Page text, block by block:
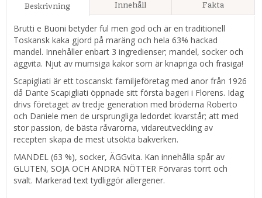
Beskrivning Innehåll Fakta
Brutti e Buoni betyder ful men god och är en traditionell
Toskansk kaka gjord på maräng och hela 63% hackad
mandel. Innehåller enbart 3 ingredienser; mandel, socker och
äggvita. Njut av mumsiga kakor som är knapriga och frasiga!
Scapigliati är ett toscanskt familjeföretag med anor från 1926
då Dante Scapigliati öppnade sitt första bageri i Florens. Idag
drivs företaget av tredje generation med bröderna Roberto
och Daniele men de ursprungliga ledordet kvarstår; att med
stor passion, de bästa råvarorna, vidareutveckling av
recepten skapa de mest utsökta bakverken.
MANDEL (63 %), socker, ÄGGvita. Kan innehålla spår av
GLUTEN, SOJA OCH ANDRA NÖTTER Förvaras torrt och
svalt. Markerad text tydliggör allergener.